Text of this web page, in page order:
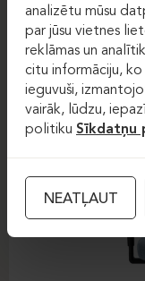
DAUPHIN-SHAPE
analizētu mūsu
par jūsu vietnes
reklāmas un
citu informāciju, ko
ieguvuši,
vairāk, lūdzu,
politiku Sīkdatņu
NEATĻAUT